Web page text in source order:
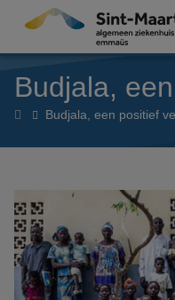
Overslaan en naar de
Budjala,
HomeBudjala, een positief